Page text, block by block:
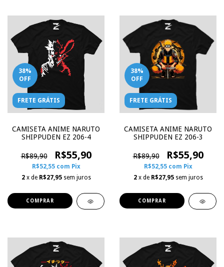
38%
OFF
FRETE GRÁTIS
CAMISETA ANIME NARUTO
SHIPPUDEN EZ 206-4
R$89,90 R$55,90
R$52,55 com Pix
2 x de R$27,95 sem juros
COMPRAR
38%
OFF
FRETE GRÁTIS
CAMISETA ANIME NARUTO
SHIPPUDEN EZ 206-3
R$89,90 R$55,90
R$52,55 com Pix
2 x de R$27,95 sem juros
COMPRAR